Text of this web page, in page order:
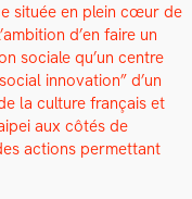
située en plein cœur de
d’en faire un
sociale qu’un cen­tre
inno­va­tion” d’un
la cul­ture français et
aux côtés de
actions per­me­t­tant